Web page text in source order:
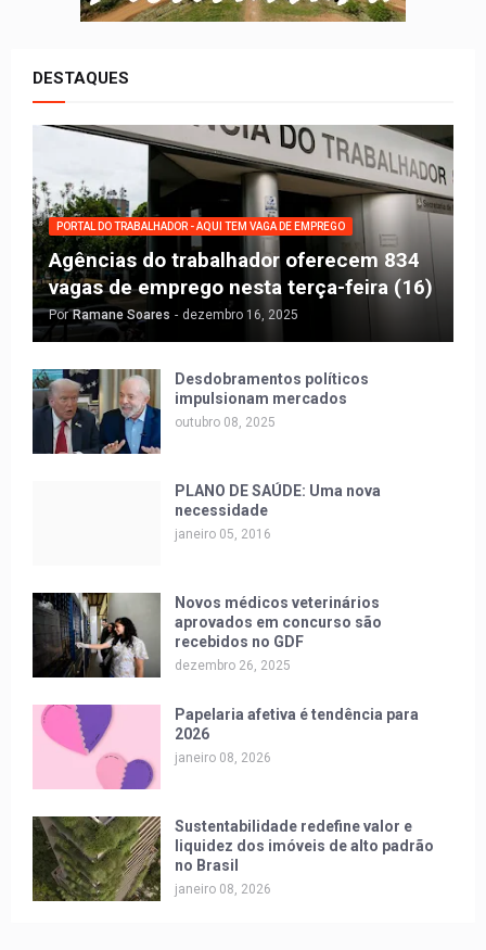
DESTAQUES
PORTAL DO TRABALHADOR - AQUI TEM VAGA DE EMPREGO
Agências do trabalhador oferecem 834
vagas de emprego nesta terça-feira (16)
Por Ramane Soares - dezembro 16, 2025
Desdobramentos políticos
impulsionam mercados
outubro 08, 2025
PLANO DE SAÚDE: Uma nova
necessidade
janeiro 05, 2016
Novos médicos veterinários
aprovados em concurso são
recebidos no GDF
dezembro 26, 2025
Papelaria afetiva é tendência para
2026
janeiro 08, 2026
Sustentabilidade redefine valor e
liquidez dos imóveis de alto padrão
no Brasil
janeiro 08, 2026